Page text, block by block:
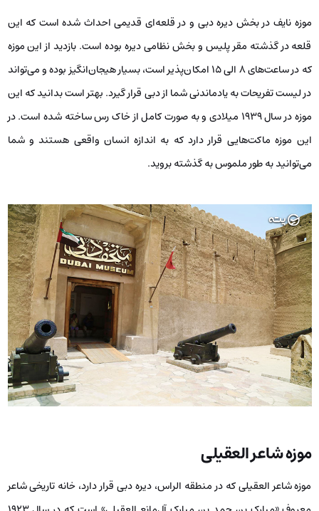
موزه نایف در بخش دیره دبی و در قلعه‌ای قدیمی احداث شده است که این
قلعه در گذشته مقر پلیس و بخش نظامی دیره بوده است. بازدید از این موزه
که در ساعت‌های ۸ الی ۱۵ امکان‌پذیر است، بسیار هیجان‌انگیز بوده و می‌تواند
در لیست تفریحات به یادماندنی شما از دبی قرار گیرد. بهتر است بدانید که این
موزه در سال ۱۹۳۹ میلادی و به صورت کامل از خاک رس ساخته شده است. در
این موزه ماکت‌هایی قرار دارد که به اندازه انسان واقعی هستند و شما
می‌توانید به طور ملموس به گذشته بروید.
موزه شاعر العقیلی
موزه شاعر العقیلی که در منطقه الراس، دیره دبی قرار دارد، خانه تاریخی شاعر